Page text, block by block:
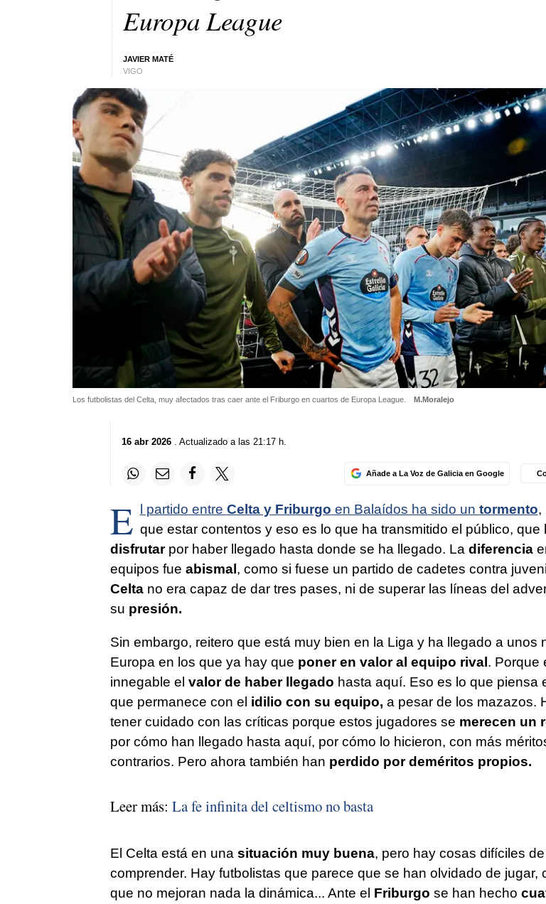
Europa League
JAVIER MATÉ
VIGO
Los futbolistas del Celta, muy afectados tras caer ante el Friburgo en cuartos de Europa League. M.Moralejo
16 abr 2026. Actualizado a las 21:17 h.
Añade a La Voz de Galicia en Google
E l partido entre Celta y Friburgo en Balaídos ha sido un tormento,
que estar contentos y eso es lo que ha transmitido el público, que
disfrutarpor haber llegado hasta donde se ha llegado. La diferencia
equipos fue abismal, como si fuese un partido de cadetes contra
Celtano era capaz de dar tres pases, ni de superar las líneas del
su presión.
Sin embargo, reitero que está muy bien en la Liga y ha llegado a unos
Europa en los que ya hay que poner en valor al equipo rival. Porque
innegable el valor de haber llegado hasta aquí. Eso es lo que piensa
que permanece con el idilio con su equipo, a pesar de los mazazos.
tener cuidado con las críticas porque estos jugadores se merecen un
por cómo han llegado hasta aquí, por cómo lo hicieron, con más
contrarios. Pero ahora también han perdido por deméritos propios.
Leer más: La fe infinita del celtismo no basta
El Celta está en una situación muy buena, pero hay cosas difíciles de
comprender. Hay futbolistas que parece que se han olvidado de jugar,
que no mejoran nada la dinámica... Ante el Friburgo se han hecho